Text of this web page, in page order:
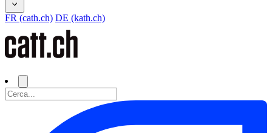
FR (cath.ch) DE (kath.ch)